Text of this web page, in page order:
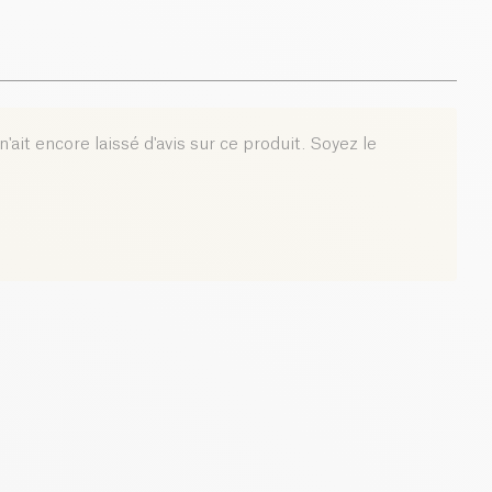
encore laissé d'avis sur ce produit. Soyez le